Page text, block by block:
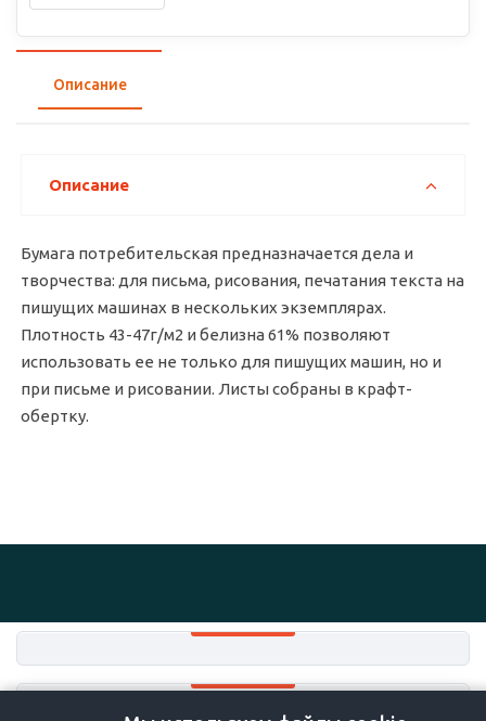
Описание
Описание
Бумага потребительская предназначается дела и
творчества: для письма, рисования, печатания текста на
пишущих машинах в нескольких экземплярах.
Плотность 43-47г/м2 и белизна 61% позволяют
использовать ее не только для пишущих машин, но и
при письме и рисовании. Листы собраны в крафт-
обертку.